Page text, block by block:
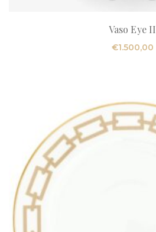
Vaso Eye II
€1.500,00